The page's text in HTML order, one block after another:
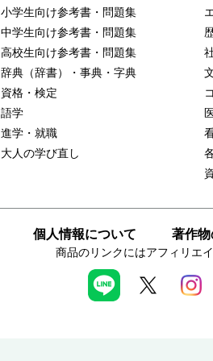
小学生向け参考書・問題集
中学生向け参考書・問題集
高校生向け参考書・問題集
辞典（辞書）・事典・字典
資格・検定
語学
進学・就職
大人の学び直し
個人情報について 著作
商品のリンクにはアフィリエ